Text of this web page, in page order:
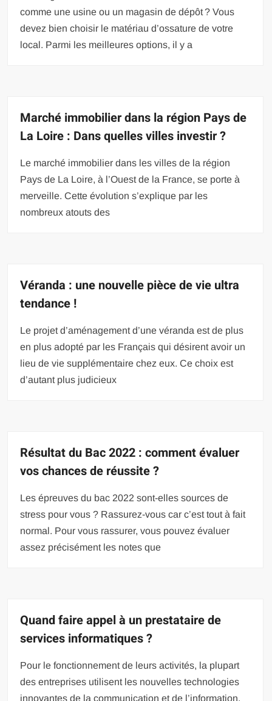
comme une usine ou un magasin de dépôt ? Vous
devez bien choisir le matériau d’ossature de votre
local. Parmi les meilleures options, il y a
Marché immobilier dans la région Pays de
La Loire : Dans quelles villes investir ?
Le marché immobilier dans les villes de la région
Pays de La Loire, à l’Ouest de la France, se porte à
merveille. Cette évolution s’explique par les
nombreux atouts des
Véranda : une nouvelle pièce de vie ultra
tendance !
Le projet d’aménagement d’une véranda est de plus
en plus adopté par les Français qui désirent avoir un
lieu de vie supplémentaire chez eux. Ce choix est
d’autant plus judicieux
Résultat du Bac 2022 : comment évaluer
vos chances de réussite ?
Les épreuves du bac 2022 sont-elles sources de
stress pour vous ? Rassurez-vous car c’est tout à fait
normal. Pour vous rassurer, vous pouvez évaluer
assez précisément les notes que
Quand faire appel à un prestataire de
services informatiques ?
Pour le fonctionnement de leurs activités, la plupart
des entreprises utilisent les nouvelles technologies
innovantes de la communication et de l’information.